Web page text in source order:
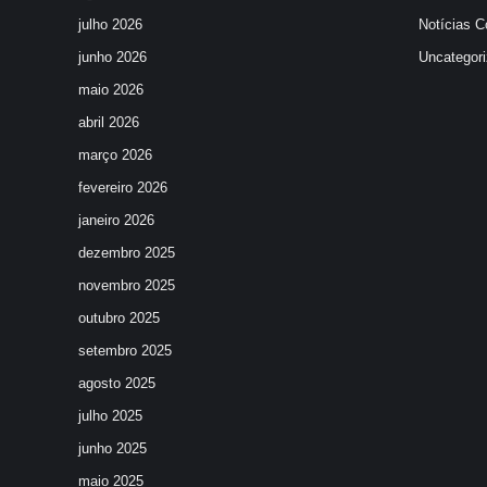
julho 2026
junho 2026
maio 2026
abril 2026
março 2026
fevereiro 2026
janeiro 2026
dezembro 2025
novembro 2025
outubro 2025
setembro 2025
agosto 2025
julho 2025
junho 2025
maio 2025
Notícias